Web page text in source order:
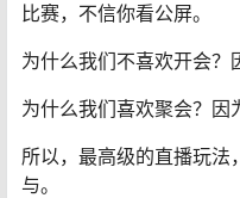
比赛，不信你看公屏。
为什么我们不喜欢开会？
为什么我们喜欢聚会？因
所以，最高级的直播玩法
与。